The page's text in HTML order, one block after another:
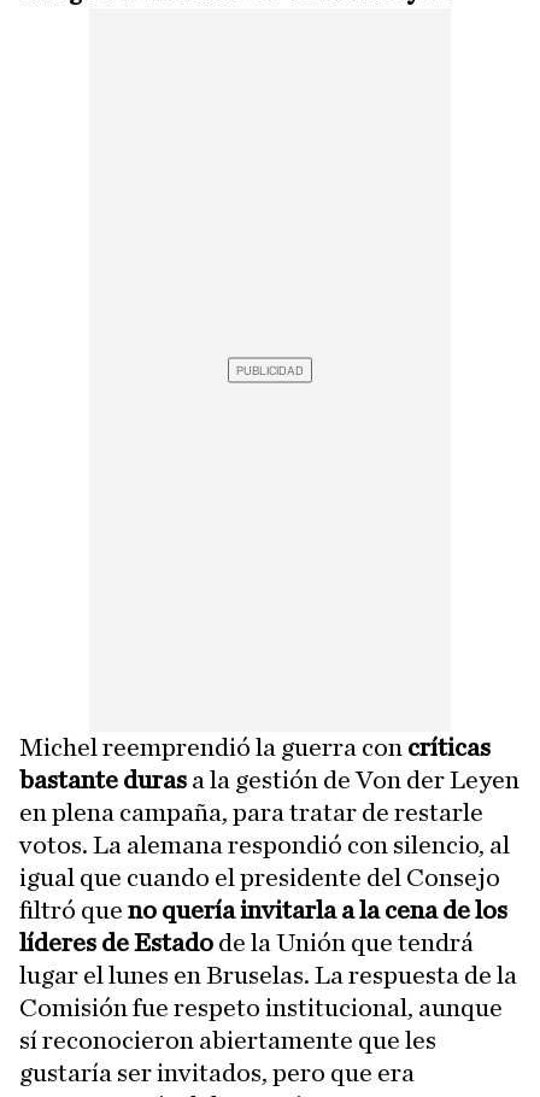
Michel reemprendió la guerra con críticas
bastante duras a la gestión de Von der Leyen
en plena campaña, para tratar de restarle
votos. La alemana respondió con silencio, al
igual que cuando el presidente del Consejo
filtró que no quería invitarla a la cena de los
líderes de Estado de la Unión que tendrá
lugar el lunes en Bruselas. La respuesta de la
Comisión fue respeto institucional, aunque
sí reconocieron abiertamente que les
gustaría ser invitados, pero que era